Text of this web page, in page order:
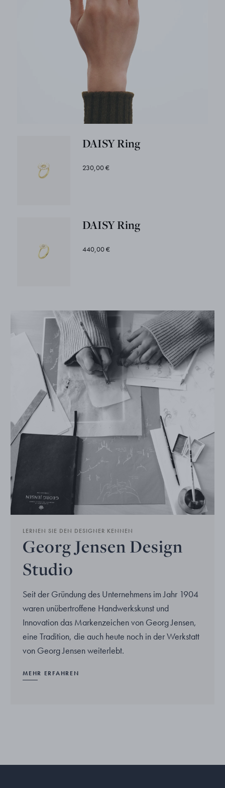
DAISY Ring
230,00 €
DAISY Ring
440,00 €
LERNEN SIE DEN DESIGNER KENNEN
Georg Jensen Design
Studio
Seit der Gründung des Unternehmens im Jahr 1904
waren unübertroffene Handwerkskunst und
Innovation das Markenzeichen von Georg Jensen,
eine Tradition, die auch heute noch in der Werkstatt
von Georg Jensen weiterlebt.
MEHR ERFAHREN